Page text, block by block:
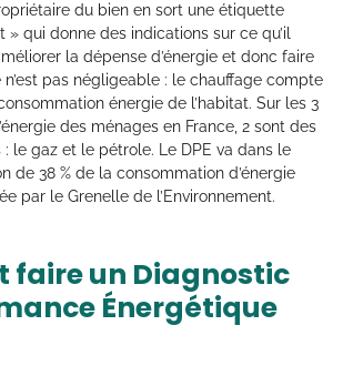
du bien en sort une étiquette
» qui donne des indications sur ce qu’il
la dépense d’énergie et donc faire
n’est pas négligeable : le chauffage compte
énergie de l’habitat. Sur les 3
des ménages en France, 2 sont des
: le gaz et le pétrole. Le DPE va dans le
de 38 % de la consommation d’énergie
par le Grenelle de l’Environnement.
faire un Diagnostic
Énergétique